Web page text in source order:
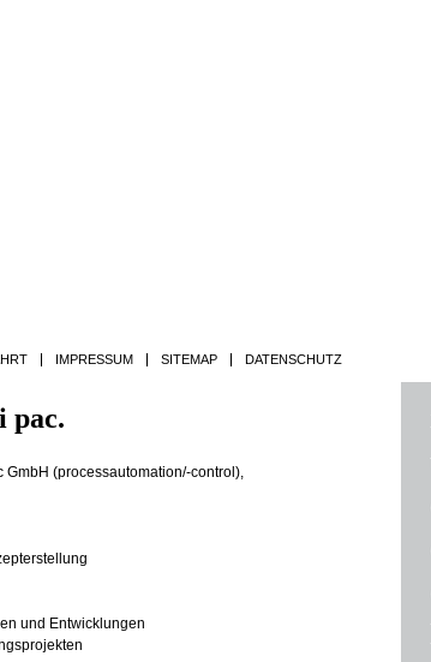
IMPRESSUM SITEMAP DATENSCHUTZ
pac.
GmbH (processautomation/-control),
und Entwicklungen